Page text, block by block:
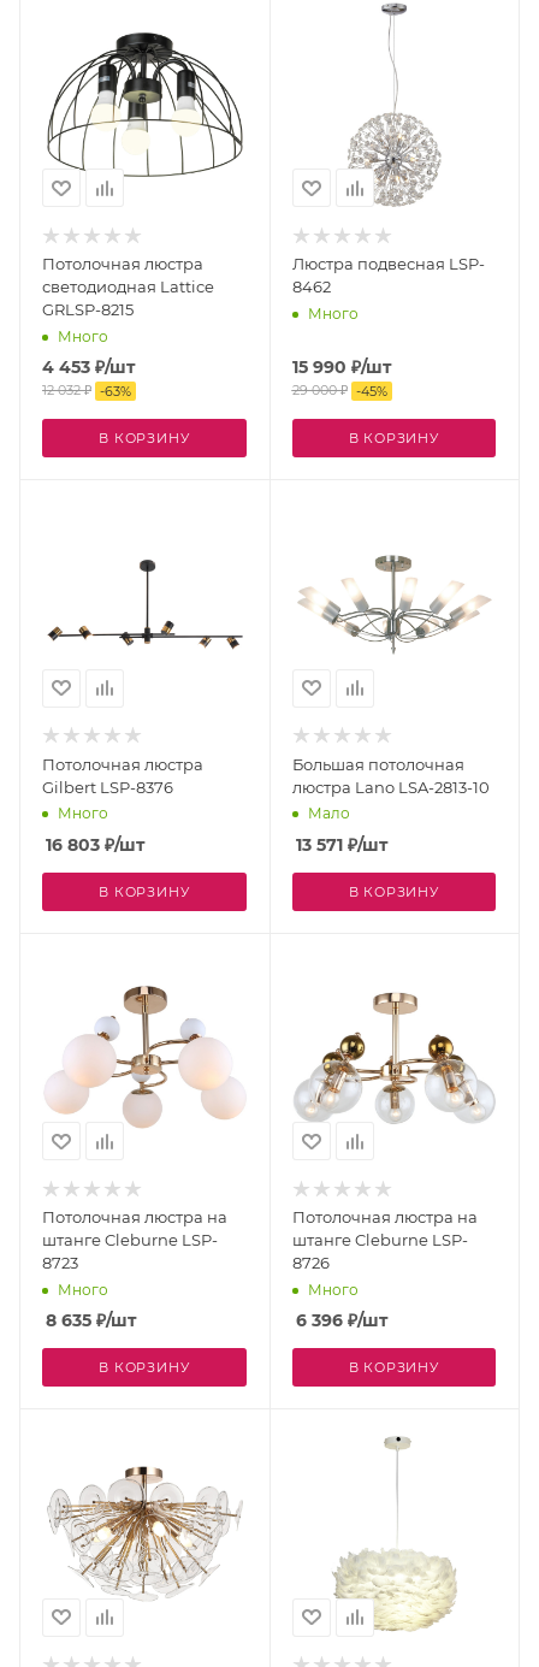
Потолочная люстра
светодиодная Lattice
GRLSP-8215
Много
4 453 ₽/шт
12 032₽ -63%
В КОРЗИНУ
Люстра подвесная LSP-
8462
Много
15 990 ₽/шт
29 000₽ -45%
В КОРЗИНУ
Потолочная люстра
Gilbert LSP-8376
Много
16 803 ₽/шт
В КОРЗИНУ
Большая потолочная
люстра Lano LSA-2813-10
Мало
13 571₽/шт
В КОРЗИНУ
Потолочная люстра на
штанге Cleburne LSP-
8723
Много
8 635 ₽/шт
В КОРЗИНУ
Потолочная люстра на
штанге Cleburne LSP-
8726
Много
6 396₽/шт
В КОРЗИНУ